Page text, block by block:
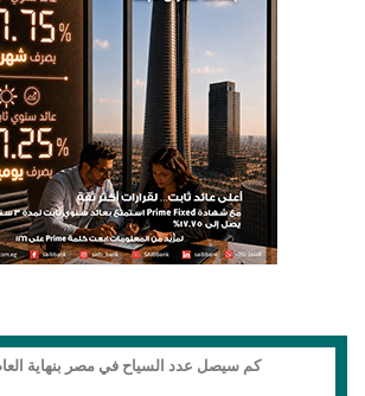
كم سيصل عدد السياح في مصر بنهاية